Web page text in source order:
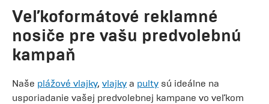
Veľkoformátové reklamné
nosiče pre vašu predvolebnú
kampaň
Naše plážové vlajky, vlajky a pulty sú ideálne na
usporiadanie vašej predvolebnej kampane vo veľkom